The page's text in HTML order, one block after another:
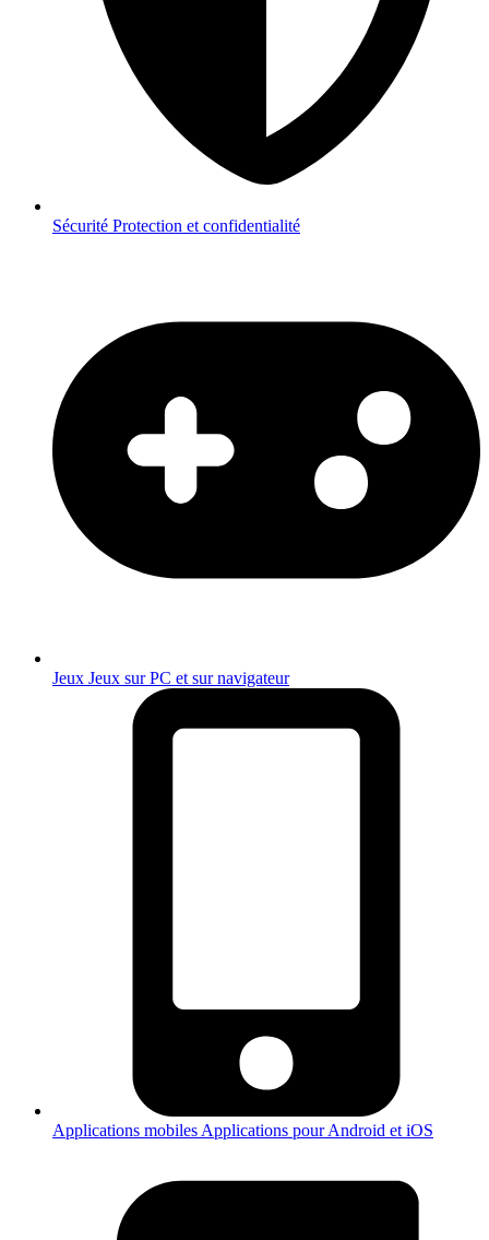
Sécurité Protection et confidentialité
Jeux Jeux sur PC et sur navigateur
Applications mobiles Applications pour Android et iOS